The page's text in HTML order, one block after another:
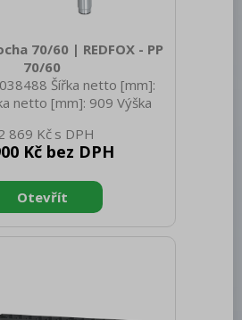
70/60 | REDFOX - PP
70/60
Šířka netto [mm]:
netto [mm]: 909 Výška
[mm]: 640 Hloubka
975 Výška brutto [mm]:
304 vrchní deska, AISI 430
nožičky: Ano
Nerezové Materiál
869 Kč
Kč bez DPH